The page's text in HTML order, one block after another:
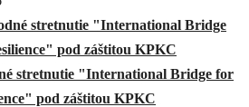
stretnutie "International Bridge for
pod záštitou KPKC